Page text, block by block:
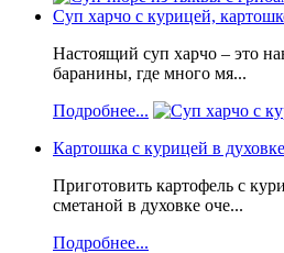
Суп харчо с курицей,
Настоящий суп харчо – это
баранины, где много мя...
Подробнее...
Картошка с курицей в
Приготовить картофель с
сметаной в духовке оче...
Подробнее...